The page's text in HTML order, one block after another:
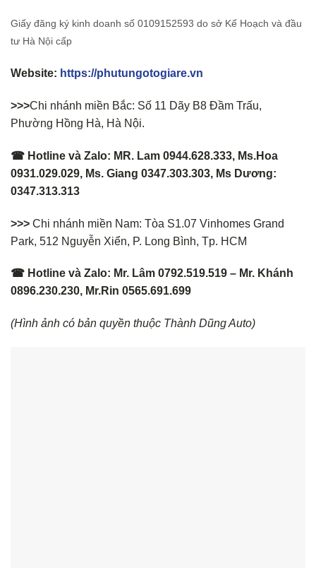
Giấy đăng ký kinh doanh số 0109152593 do sở Kế Hoạch và đầu
tư Hà Nội cấp
Website: https://phutungotogiare.vn
>>>Chi nhánh miền Bắc: Số 11 Dãy B8 Đầm Trấu,
Phường Hồng Hà, Hà Nội.
☎ Hotline và Zalo: MR. Lam 0944.628.333, Ms.Hoa
0931.029.029, Ms. Giang 0347.303.303, Ms Dương:
0347.313.313
>>> Chi nhánh miền Nam: Tòa S1.07 Vinhomes Grand
Park, 512 Nguyễn Xiển, P. Long Bình, Tp. HCM
☎ Hotline và Zalo: Mr. Lâm 0792.519.519 – Mr. Khánh
0896.230.230, Mr.Rin 0565.691.699
(Hình ảnh có bản quyền thuộc Thành Dũng Auto)